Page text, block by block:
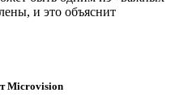
и это объяснит
Microvision